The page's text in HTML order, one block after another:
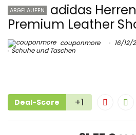
ABGELAUFEN
adidas
Premium Leather
couponmore
16/12/
Schuhe und Taschen
Deal-Score +1